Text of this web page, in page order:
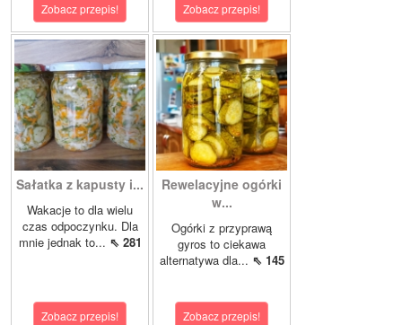
Zobacz przepis! Zobacz przepis!
Sałatka z kapusty i...
Wakacje to dla wielu
czas odpoczynku. Dla
mnie jednak to... ⇖ 281
Zobacz przepis!
Rewelacyjne ogórki
w...
Ogórki z przyprawą
gyros to ciekawa
alternatywa dla... ⇖ 145
Zobacz przepis!